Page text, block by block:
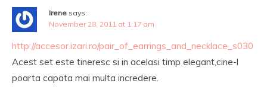
Irene says:
November 28, 2011 at 1:17 am
http://accesor.izari.ro/pair_of_earrings_and_necklace_s030
Acest set este tineresc si in acelasi timp elegant,cine-l
poarta capata mai multa incredere.